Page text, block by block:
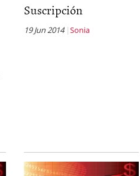
Suscripción
19 Jun 2014 Sonia